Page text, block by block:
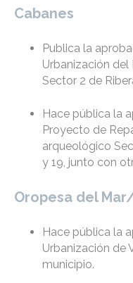
Cabanes
Publica la
Urbanización del
Sector 2 de
Hace pública la
Proyecto de
arqueológico
y 19, junto con
Oropesa del
Hace pública la
Urbanización de
municipio.